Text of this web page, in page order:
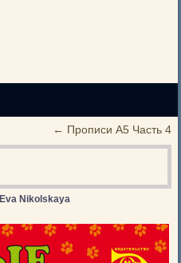
← Прописи А5 Часть 4
Eva Nikolskaya